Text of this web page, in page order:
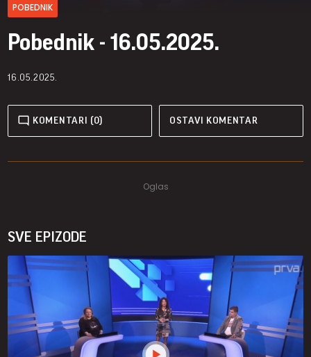
POBEDNIK
Pobednik - 16.05.2025.
16.05.2025.
KOMENTARI (0) OSTAVI KOMENTAR
SVE EPIZODE